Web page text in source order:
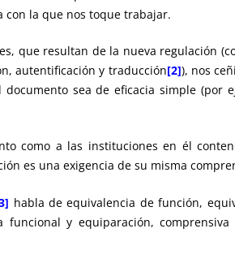
con la que nos toque trabajar.
que resultan de la nueva regulación
autentificación y traducción[2]), nos
sea de eficacia simple (por
como a las instituciones en él
es una exigencia de su misma
habla de equivalencia de función,
y equiparación,